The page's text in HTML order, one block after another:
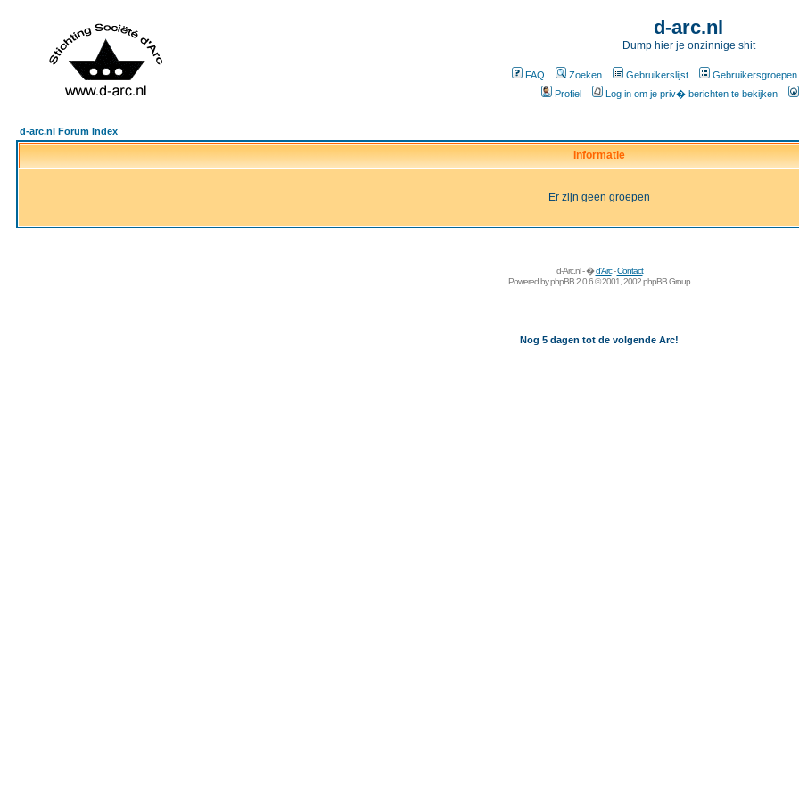
d-arc.nl
Dump hier je onzinnige shit
FAQ Zoeken Gebruikerslijst Gebruikersgroepen
Profiel
Log in om je priv� berichten te bekijken
d-arc.nl Forum Index
Informatie
Er zijn geen groepen
d-Arc.nl - �d'Arc-Contact
Powered byphpBB2.0.6 © 2001, 2002 phpBB Group
Nog 5 dagen tot de volgende Arc!